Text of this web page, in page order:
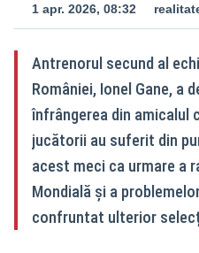
1 apr. 2026, 08:32
Antrenorul secund al
României, Ionel Gane, a
înfrângerea din amicalul
jucătorii au suferit din
acest meci ca urmare a
Mondială și a
confruntat ulterior